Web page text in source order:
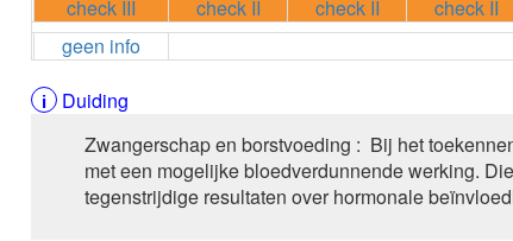
check III
check II check II check II
geen info
Duiding
Zwangerschap en borstvoeding : Bij het
met een mogelijke bloedverdunnende werking.
tegenstrijdige resultaten over hormonale